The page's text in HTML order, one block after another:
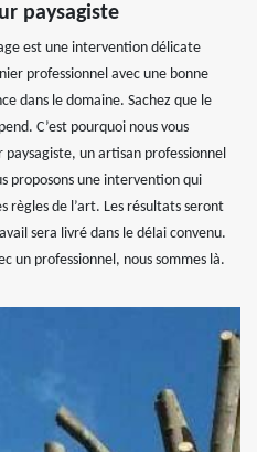
paysagiste
est une intervention délicate
professionnel avec une bonne
dans le domaine. Sachez que le
C’est pourquoi nous vous
un artisan professionnel
proposons une intervention qui
règles de l’art. Les résultats seront
sera livré dans le délai convenu.
un professionnel, nous sommes là.